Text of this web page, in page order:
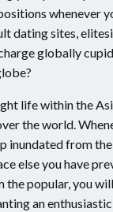
whenever
dating sites,
globally
life within the
the world.
inundated from
else you have
the popular, you
an